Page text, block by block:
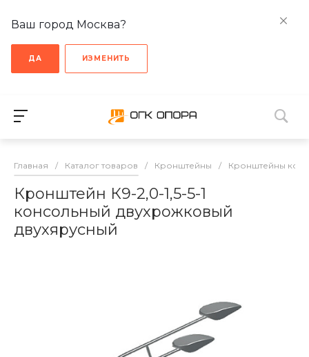
Ваш город Москва?
ДА ИЗМЕНИТЬ
Главная / Каталог товаров / Кронштейны / Кронштейны
Кронштейн К9-2,0-1,5-5-1
консольный двухрожковый
двухярусный